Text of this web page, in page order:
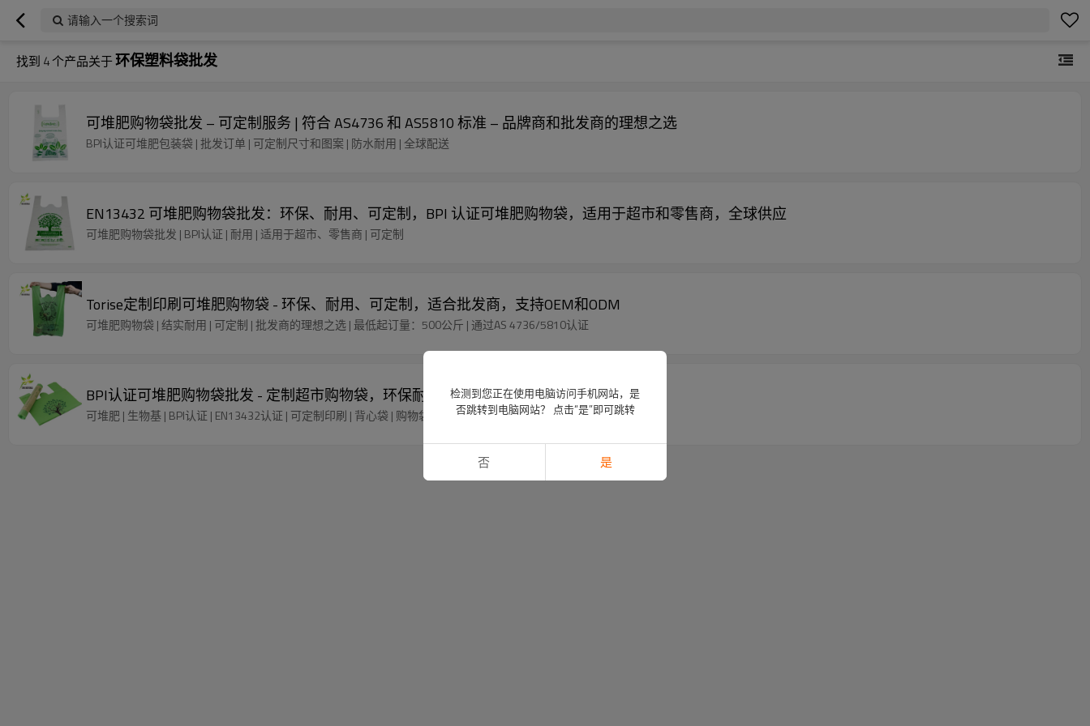
请输入一个搜索词
找到 4个产品关于环保塑料袋批发
可堆肥购物袋批发 – 可定制服务 | 符合 AS4736 和 AS5810 标准 – 品牌商和批发商的理想之选
BPI认证可堆肥包装袋 | 批发订单 | 可定制尺寸和图案 | 防水耐用 | 全球配送
EN13432 可堆肥购物袋批发：环保、耐用、可定制，BPI 认证可堆肥购物袋，适用于超市和零售商，全球供应
可堆肥购物袋批发 | BPI认证 | 耐用 | 适用于超市、零售商 | 可定制
Torise定制印刷可堆肥购物袋 - 环保、耐用、可定制，适合批发商，支持OEM和ODM
可堆肥购物袋 | 结实耐用 | 可定制 | 批发商的理想之选 | 最低起订量：500公斤 | 通过AS 4736/5810认证
BPI认证可堆肥购物袋批发 - 定制超市购物袋，环保耐用，最小起订量：500公斤
可堆肥 | 生物基 | BPI认证 | EN13432认证 | 可定制印刷 | 背心袋 | 购物袋
检测到您正在使用电脑访问手机网站，是
否跳转到电脑网站？ 点击“是”即可跳转
否 是